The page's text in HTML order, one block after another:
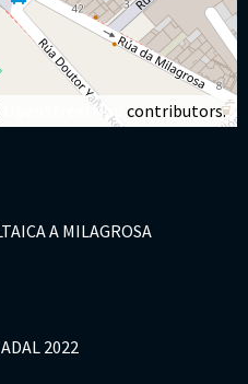
OpenStreetMap contributors.
A MILAGROSA
2022